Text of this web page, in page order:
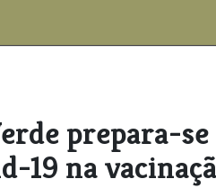
prepara-
19 na